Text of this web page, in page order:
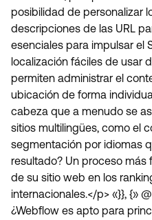
posibilidad de personalizar
descripciones de las URL
esenciales para impulsar el
localización fáciles de usar
permiten administrar el
ubicación de forma
cabeza que a menudo se
sitios multilingües, como el
segmentación por idiomas
resultado? Un proceso más
de su sitio web en los
internacionales.</p> «}}, {»
¿Webflow es apto para